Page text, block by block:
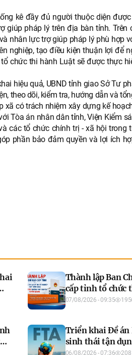
kê đầy đủ người thuộc diện
giúp pháp lý trên địa bàn tỉnh.
nhân lực trợ giúp pháp lý phù hợp
nghiệp, tạo điều kiện thuận lợi để
chức thi hành Luật sẽ được thực
hiệu quả, UBND tỉnh giao Sở Tư
theo dõi, kiểm tra, hướng dẫn và
xã có trách nhiệm xây dựng kế
Tòa án nhân dân tỉnh, Viện Kiểm
các tổ chức chính trị - xã hội trong
phần bảo đảm quyền và lợi ích
Thành lập Ban
cấp tỉnh tổ chức
Kỳ thi tốt nghiệp
năm 2026 tại
Tuyên Quang
07/08/2026 - 09:35
Triển khai Đề án
sinh thái tận
FTA giai đoạn
06/08/2026 - 07:36 208